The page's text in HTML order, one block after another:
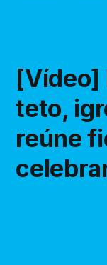
[Vídeo]
teto,
reúne